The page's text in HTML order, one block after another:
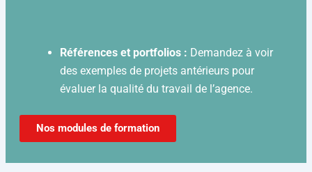
Références et portfolios : Demandez à voir
des exemples de projets antérieurs pour
évaluer la qualité du travail de l’agence.
Nos modules de formation